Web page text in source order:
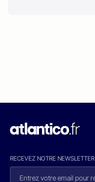
RECEVEZ NOTRE NEWSLETTER